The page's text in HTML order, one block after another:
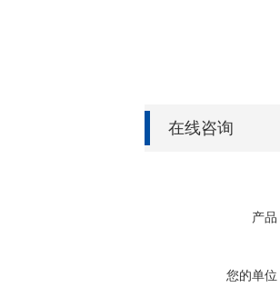
在线咨询
产品
您的单位